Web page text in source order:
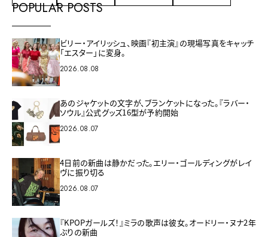
POPULAR POSTS
ビリー・アイリッシュ、映画『初主演』の現場写真をキャッチ
「エスター」に変身。
2026.08.08
あのジャケットの文字が、ブランケットになった。『ラバー・
ソウル』公式グッズ16型が予約開始
2026.08.07
4日前の新曲は静かだった。エリー・ゴールディングがレイ
ヴに振り切る
2026.08.07
『KPOPガールズ！』ミラの歌声は彼女。オードリー・ヌナ2年
ぶりの新曲